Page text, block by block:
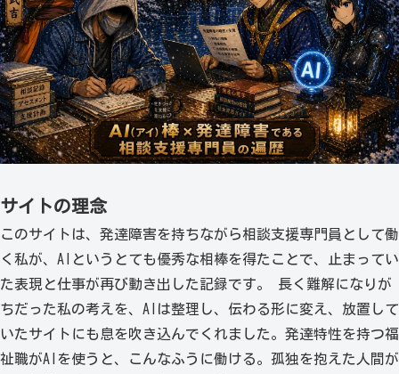
サイトの理念
このサイトは、発達障害を持ちながら相談支援専門員として働
く私が、AIというとても優秀な相棒を得たことで、止まってい
た表現と仕事が再び動き出した記録です。 長く難解になりが
ちだった私の考えを、AIは整理し、伝わる形に変え、放置して
いたサイトにも息を吹き込んでくれました。発達特性を持つ福
祉職がAIを使うと、こんなふうに働ける。孤独を抱えた人間が